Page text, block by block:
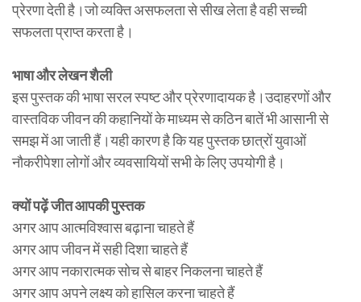
प्रेरणा देती है।जो व्यक्ति असफलता से सीख लेता है वही सच्ची
सफलता प्राप्त करता है।
भाषा और लेखन शैली
इस पुस्तक की भाषा सरल स्पष्ट और प्रेरणादायक है।उदाहरणों और
वास्तविक जीवन की कहानियों के माध्यम से कठिन बातें भी आसानी से
समझ में आ जाती हैं।यही कारण है कि यह पुस्तक छात्रों युवाओं
नौकरीपेशा लोगों और व्यवसायियों सभी के लिए उपयोगी है।
क्यों पढ़ें जीत आपकी पुस्तक
अगर आप आत्मविश्वास बढ़ाना चाहते हैं
अगर आप जीवन में सही दिशा चाहते हैं
अगर आप नकारात्मक सोच से बाहर निकलना चाहते हैं
अगर आप अपने लक्ष्य को हासिल करना चाहते हैं